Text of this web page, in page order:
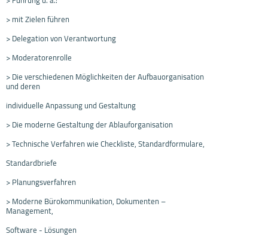
> mit Zielen führen
> Delegation von Verantwortung
> Moderatorenrolle
> Die verschiedenen Möglichkeiten der Aufbauorganisation
und deren
individuelle Anpassung und Gestaltung
> Die moderne Gestaltung der Ablauforganisation
> Technische Verfahren wie Checkliste, Standardformulare,
Standardbriefe
> Planungsverfahren
> Moderne Bürokommunikation, Dokumenten –
Management,
Software - Lösungen